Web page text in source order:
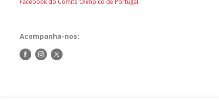
Acompanha-nos:
Siga-Siga-Siga-